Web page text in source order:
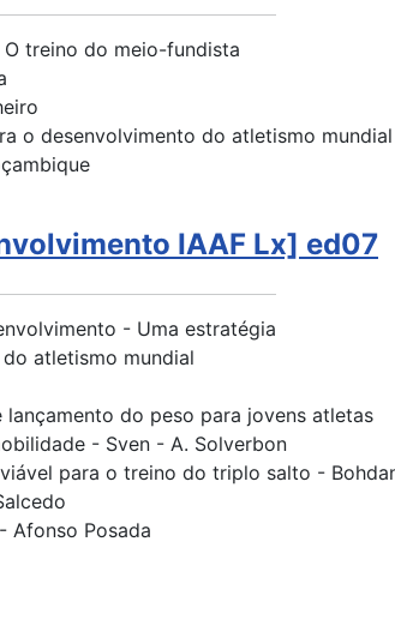
treino do meio-fundista
o desenvolvimento do atletismo mundial
IAAF Lx] ed07
- Uma estratégia
atletismo mundial
do peso para jovens atletas
- Sven - A. Solverbon
para o treino do triplo salto -
Afonso Posada